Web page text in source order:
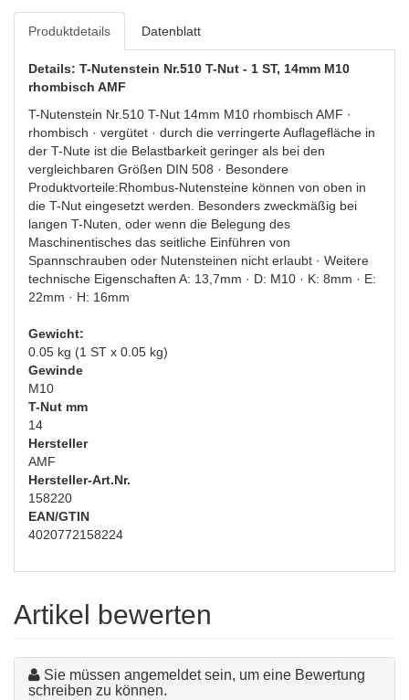
Produktdetails Datenblatt
Details: T-Nutenstein Nr.510 T-Nut - 1 ST, 14mm M10
rhombisch AMF
T-Nutenstein Nr.510 T-Nut 14mm M10 rhombisch AMF ·
rhombisch · vergütet · durch die verringerte Auflagefläche in
der T-Nute ist die Belastbarkeit geringer als bei den
vergleichbaren Größen DIN 508 · Besondere
Produktvorteile:Rhombus-Nutensteine können von oben in
die T-Nut eingesetzt werden. Besonders zweckmäßig bei
langen T-Nuten, oder wenn die Belegung des
Maschinentisches das seitliche Einführen von
Spannschrauben oder Nutensteinen nicht erlaubt · Weitere
technische Eigenschaften A: 13,7mm · D: M10 · K: 8mm · E:
22mm · H: 16mm
Gewicht:
0.05 kg (1 ST x 0.05 kg)
Gewinde
M10
T-Nut mm
14
Hersteller
AMF
Hersteller-Art.Nr.
158220
EAN/GTIN
4020772158224
Artikel bewerten
Sie müssen angemeldet sein, um eine Bewertung
schreiben zu können.